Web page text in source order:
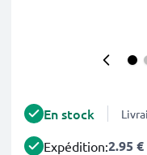
En stock
Expédition:2.95 €